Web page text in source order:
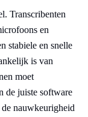
Transcribenten
en
stabiele en snelle
is van
moet
de juiste software
nauwkeurigheid